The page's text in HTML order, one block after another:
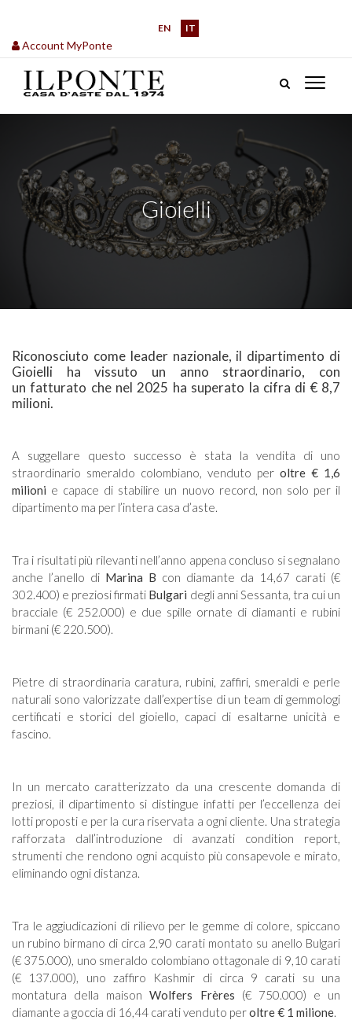
EN IT
Account MyPonte
Gioielli
Riconosciuto come leader nazionale, il dipartimento di
Gioielli ha vissuto un anno straordinario, con
un fatturato che nel 2025 ha superato la cifra di € 8,7
milioni.
A suggellare questo successo è stata la vendita di uno
straordinario smeraldo colombiano, venduto per oltre € 1,6
milioni e capace di stabilire un nuovo record, non solo per il
dipartimento ma per l’intera casa d’aste.
Tra i risultati più rilevanti nell’anno appena concluso si segnalano
anche l’anello di Marina B con diamante da 14,67 carati (€
302.400) e preziosi firmati Bulgari degli anni Sessanta, tra cui un
bracciale (€ 252.000) e due spille ornate di diamanti e rubini
birmani (€ 220.500).
Pietre di straordinaria caratura, rubini, zaffiri, smeraldi e perle
naturali sono valorizzate dall’expertise di un team di gemmologi
certificati e storici del gioiello, capaci di esaltarne unicità e
fascino.
In un mercato caratterizzato da una crescente domanda di
preziosi, il dipartimento si distingue infatti per l’eccellenza dei
lotti proposti e per la cura riservata a ogni cliente. Una strategia
rafforzata dall’introduzione di avanzati condition report,
strumenti che rendono ogni acquisto più consapevole e mirato,
eliminando ogni distanza.
Tra le aggiudicazioni di rilievo per le gemme di colore, spiccano
un rubino birmano di circa 2,90 carati montato su anello Bulgari
(€ 375.000), uno smeraldo colombiano ottagonale di 9,10 carati
(€ 137.000), uno zaffiro Kashmir di circa 9 carati su una
montatura della maisonWolfers Frères (€ 750.000) e un
diamante a goccia di 16,44 carati venduto peroltre € 1 milione.